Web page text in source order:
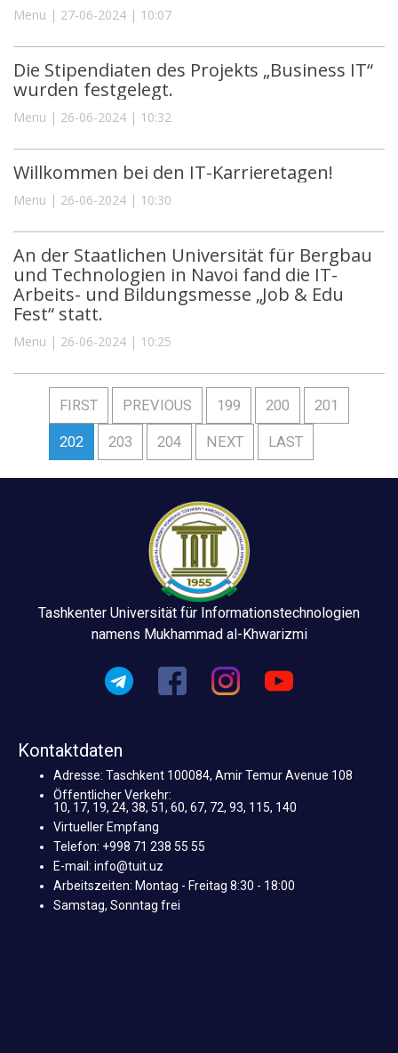
Menu | 27-06-2024 | 10:07
Die Stipendiaten des Projekts „Business IT“
wurden festgelegt.
Menu | 26-06-2024 | 10:32
Willkommen bei den IT-Karrieretagen!
Menu | 26-06-2024 | 10:30
An der Staatlichen Universität für Bergbau
und Technologien in Navoi fand die IT-
Arbeits- und Bildungsmesse „Job & Edu
Fest“ statt.
Menu | 26-06-2024 | 10:25
FIRST PREVIOUS 199 200 201
202 203 204 NEXT LAST
Tashkenter Universität für Informationstechnologien
namens Mukhammad al-Khwarizmi
Kontaktdaten
Adresse: Taschkent 100084, Amir Temur Avenue 108
Öffentlicher Verkehr:
10, 17, 19, 24, 38, 51, 60, 67, 72, 93, 115, 140
Virtueller Empfang
Telefon: +998 71 238 55 55
E-mail: info@tuit.uz
Arbeitszeiten: Montag - Freitag 8:30 - 18:00
Samstag, Sonntag frei